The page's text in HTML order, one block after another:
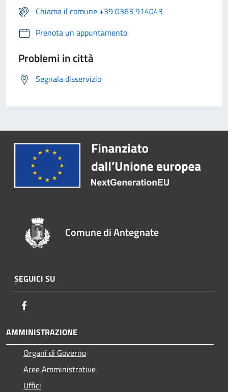
Chiama il comune +39 0363 914043
Prenota un appuntamento
Problemi in città
Segnala disservizio
Comune di Antegnate
SEGUICI SU
AMMINISTRAZIONE
Organi di Governo
Aree Amministrative
Uffici